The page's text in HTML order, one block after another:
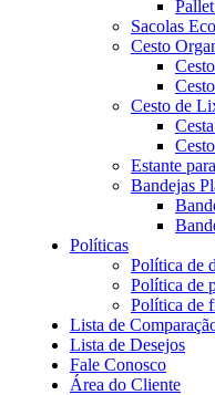
Sacolas
Cesto
Cesto de
Estante
Bandejas
Políticas
Política de
Política de
Política de
Lista de
Lista de Desejos
Fale Conosco
Área do Cliente